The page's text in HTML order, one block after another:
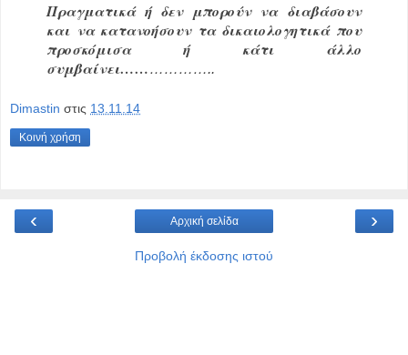
Πραγματικά ή δεν μπορούν να διαβάσουν
και να κατανοήσουν τα δικαιολογητικά που
προσκόμισα ή κάτι άλλο
συμβαίνει………………..
Dimastin στις 13.11.14
Κοινή χρήση
‹ ›
Αρχική σελίδα
Προβολή έκδοσης ιστού